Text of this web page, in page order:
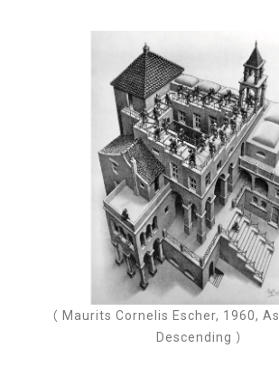
（ Maurits Cornelis Escher, 1960,
Descending ）